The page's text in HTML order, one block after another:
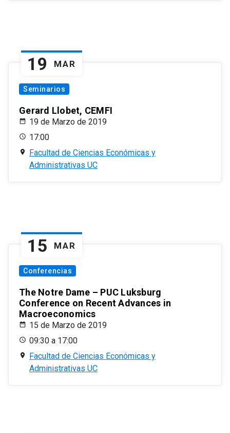
19 MAR
Seminarios
Gerard Llobet, CEMFI
19 de Marzo de 2019
17:00
Facultad de Ciencias Económicas y
Administrativas UC
15 MAR
Conferencias
The Notre Dame – PUC Luksburg
Conference on Recent Advances in
Macroeconomics
15 de Marzo de 2019
09:30 a 17:00
Facultad de Ciencias Económicas y
Administrativas UC